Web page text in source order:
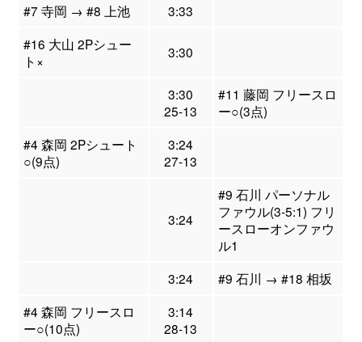
#7 寺岡 → #8 上池
3:33
#16 大山 2Pシュー
ト×
3:30
3:30
25-13
#11 藤岡 フリースロ
ー○(3点)
#4 森岡 2Pシュート
○(9点)
3:24
27-13
3:24
#9 石川 パーソナル
ファウル(3-5:1) フリ
ースローオンファウ
ル1
3:24
#9 石川 → #18 相坂
#4 森岡 フリースロ
ー○(10点)
3:14
28-13